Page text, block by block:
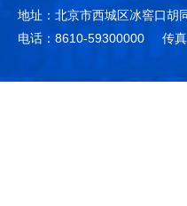
地址：北京市西城区冰窖口胡
电话：8610-59300000
传